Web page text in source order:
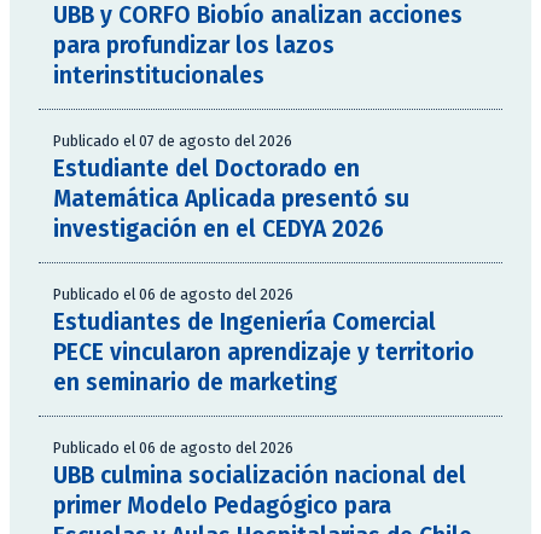
UBB y CORFO Biobío analizan acciones
para profundizar los lazos
interinstitucionales
Publicado el 07 de agosto del 2026
Estudiante del Doctorado en
Matemática Aplicada presentó su
investigación en el CEDYA 2026
Publicado el 06 de agosto del 2026
Estudiantes de Ingeniería Comercial
PECE vincularon aprendizaje y territorio
en seminario de marketing
Publicado el 06 de agosto del 2026
UBB culmina socialización nacional del
primer Modelo Pedagógico para